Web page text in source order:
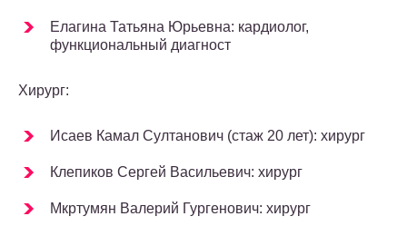
Елагина Татьяна Юрьевна: кардиолог,
функциональный диагност
Хирург:
Исаев Камал Султанович (стаж 20 лет): хирург
Клепиков Сергей Васильевич: хирург
Мкртумян Валерий Гургенович: хирург